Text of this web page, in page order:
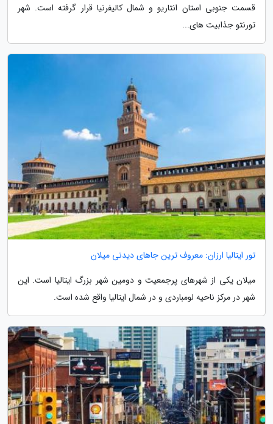
قسمت جنوبی استان انتاریو و شمال کالیفرنیا قرار گرفته است. شهر
تورنتو جذابیت های...
تور ایتالیا ارزان: معروف ترین جاهای دیدنی میلان
میلان یکی از شهرهای پرجمعیت و دومین شهر بزرگ ایتالیا است. این
شهر در مرکز ناحیه لومباردی و در شمال ایتالیا واقع شده است.